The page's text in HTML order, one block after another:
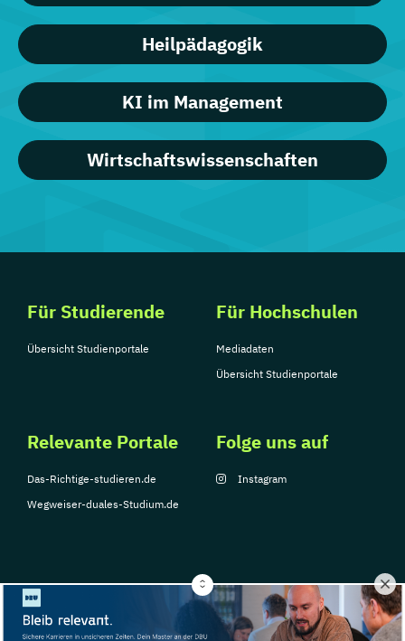
Heilpädagogik
KI im Management
Wirtschaftswissenschaften
Für Studierende
Übersicht Studienportale
Für Hochschulen
Mediadaten
Übersicht Studienportale
Relevante Portale
Das-Richtige-studieren.de
Wegweiser-duales-Studium.de
Folge uns auf
Instagram
© Copyright 2026, TarGroup Media GmbH